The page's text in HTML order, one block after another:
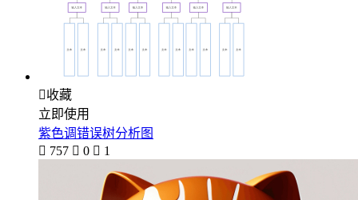
收藏
立即使用
紫色调错误树分析图
 757  0  1